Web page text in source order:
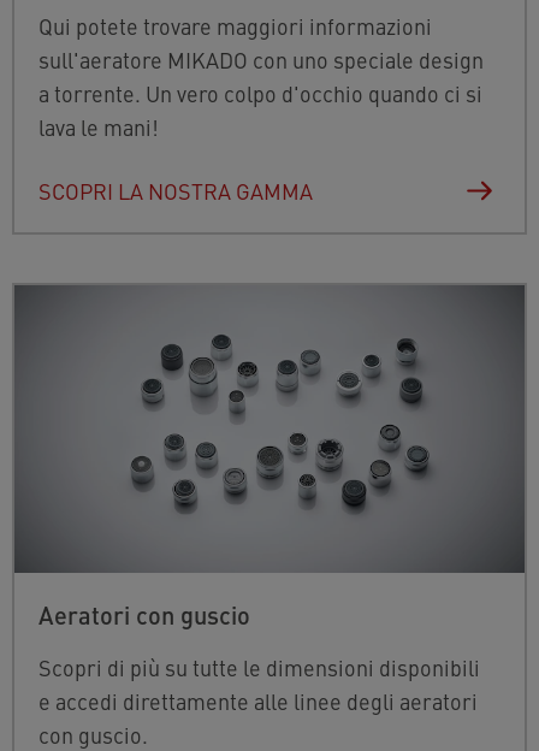
Qui potete trovare maggiori informazioni
sull'aeratore MIKADO con uno speciale design
a torrente. Un vero colpo d'occhio quando ci si
lava le mani!
SCOPRI LA NOSTRA GAMMA
Aeratori con guscio
Scopri di più su tutte le dimensioni disponibili
e accedi direttamente alle linee degli aeratori
con guscio.